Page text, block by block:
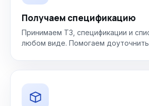
Получаем спецификацию
Принимаем ТЗ, спецификации и
любом виде. Помогаем